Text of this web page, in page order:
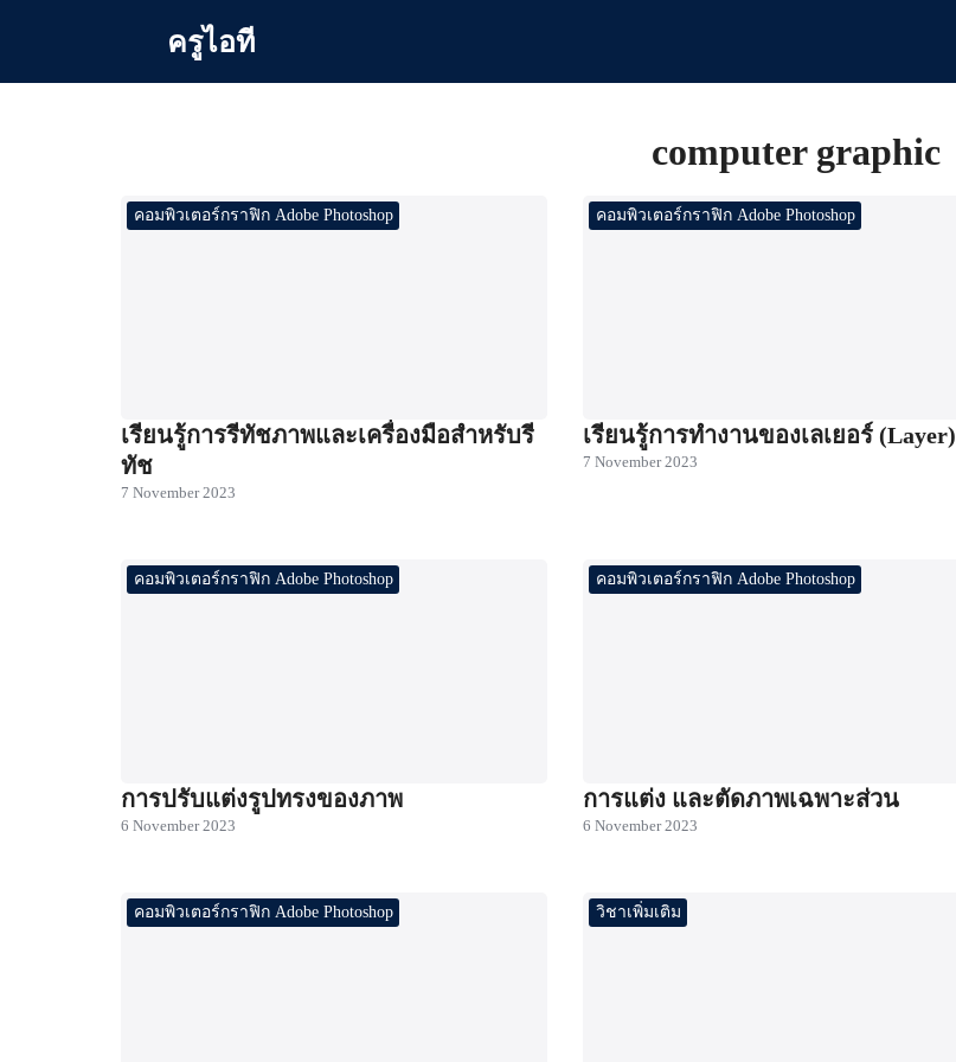
ครูไอที
computer graphic
คอมพิวเตอร์กราฟิก Adobe Photoshop
เรียนรู้การรีทัชภาพและเครื่องมือสำหรับรี
ทัช
7 November 2023
คอมพิวเตอร์กราฟิก Adobe Photoshop
เรียนรู้การทำงานของเลเยอร์ (Layer)
7 November 2023
คอมพิวเตอร์กราฟิก Adobe Photoshop
การปรับแต่งรูปทรงของภาพ
6 November 2023
คอมพิวเตอร์กราฟิก Adobe Photoshop
การแต่ง และตัดภาพเฉพาะส่วน
6 November 2023
คอมพิวเตอร์กราฟิก Adobe Photoshop วิชาเพิ่มเติม